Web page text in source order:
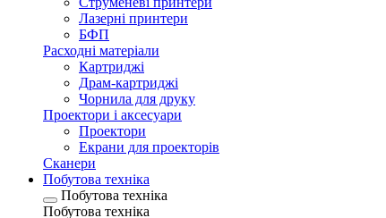
Лазерні принтери
БФП
Расходні матеріали
Картриджі
Драм-картриджі
Чорнила для друку
Проектори і аксесуари
Проектори
Екрани для проекторів
Сканери
Побутова техніка
Побутова техніка
Побутова техніка